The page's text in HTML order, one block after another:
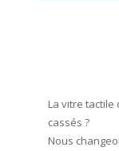
La vitre tactile
cassés ?
Nous